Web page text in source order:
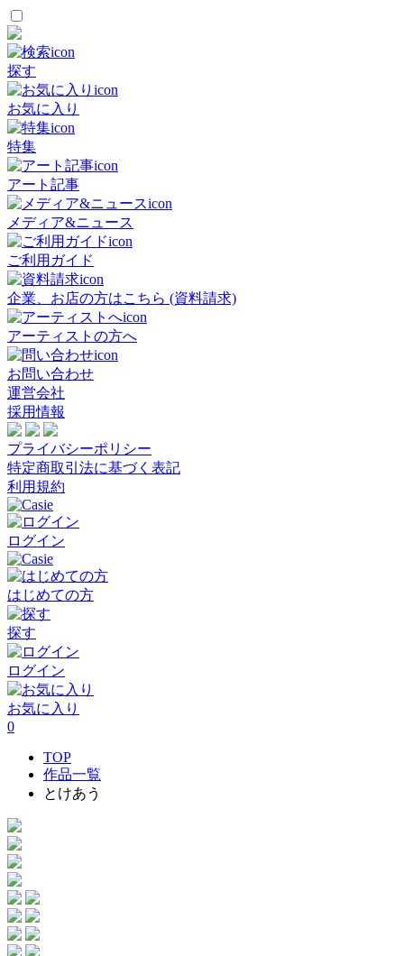
探す
お気に入り
特集
アート記事
メディア&ニュース
ご利用ガイド
企業、お店の方はこちら (資料請求)
アーティストの方へ
お問い合わせ
運営会社
採用情報
プライバシーポリシー
特定商取引法に基づく表記
利用規約
ログイン
はじめての方
探す
ログイン
お気に入り
0
TOP
作品一覧
とけあう